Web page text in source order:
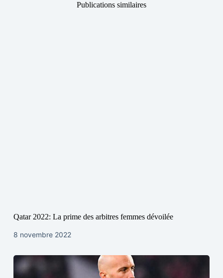
Publications similaires
Qatar 2022: La prime des arbitres femmes dévoilée
8 novembre 2022